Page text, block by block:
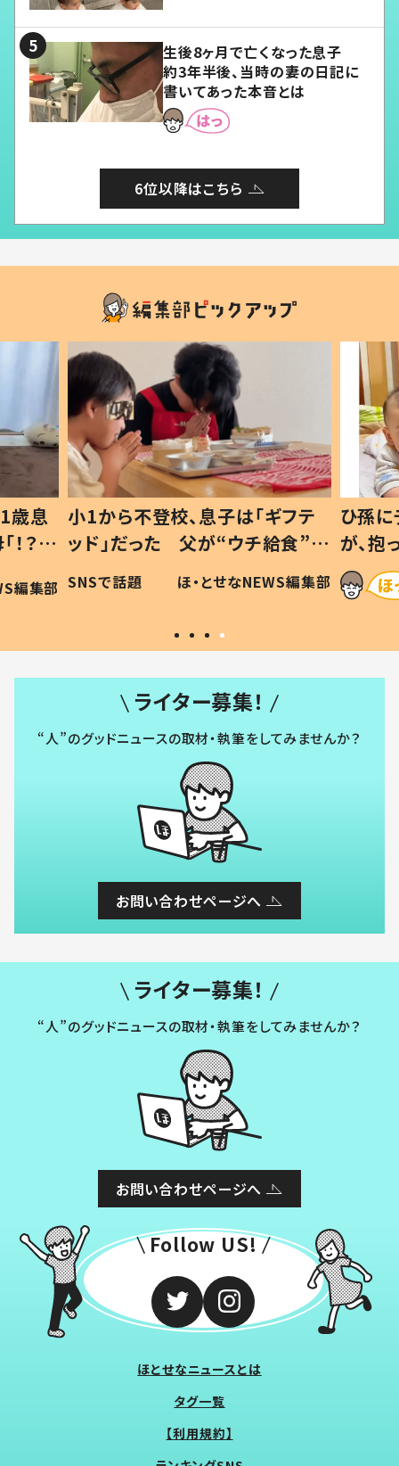
生後8ヶ月で亡くなった息子
約3年半後、当時の妻の日記に
書いてあった本音とは
6位以降はこちら
歳息
？」
編集部
小1から不登校、息子は「ギフテ
ッド」だった 父が“ウチ給食”を
作り続ける理由とは #令和の親
#令和の子
SNSで話題 ほ・とせなNEWS編集部
ひ孫
が、
「涙が
い」
ライター募集！
“人”のグッドニュースの取材・執筆をしてみませんか？
お問い合わせページへ
ライター募集！
“人”のグッドニュースの取材・執筆をしてみませんか？
お問い合わせページへ
Follow US!
ほとせなニュースとは
タグ一覧
【利用規約】